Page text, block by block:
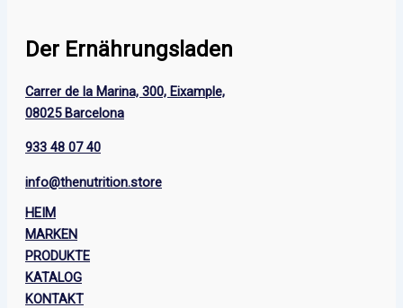
Der Ernährungsladen
Carrer de la Marina, 300, Eixample,
08025 Barcelona
933 48 07 40
info@thenutrition.store
HEIM
MARKEN
PRODUKTE
KATALOG
KONTAKT